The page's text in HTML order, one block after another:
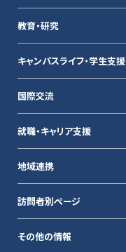
教育・研究
キャンパスライフ・学生支援
国際交流
就職・キャリア支援
地域連携
訪問者別ページ
その他の情報